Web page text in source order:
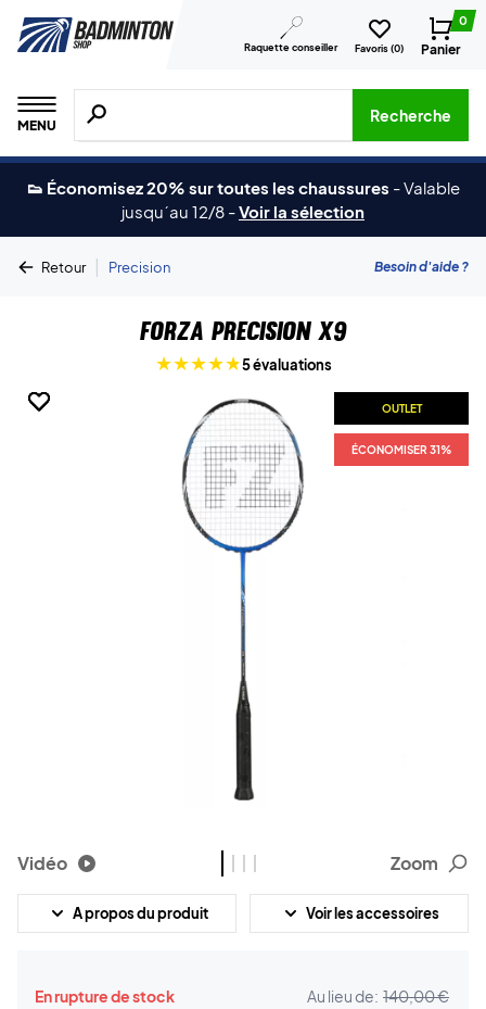
Raquette conseiller Favoris (0)
0
Panier
MENU
Recherche de produits, de marques, etc.
Recherche
👟 Économisez 20% sur toutes les chaussures -Valable
jusqu´au 12/8 -Voir la sélection
Retour | Precision Besoin d'aide ?
Forza Precision X9
5 évaluations
OUTLET
ÉCONOMISER 31%
OUTLET
ÉCONOMISER 31%
OUTLET
ÉCONOMISER 31%
OUTLET
ÉCONOMISER 31%
Vidéo Zoom
A propos du produit Voir les accessoires
En rupture de stock Au lieu de: 140,00 €